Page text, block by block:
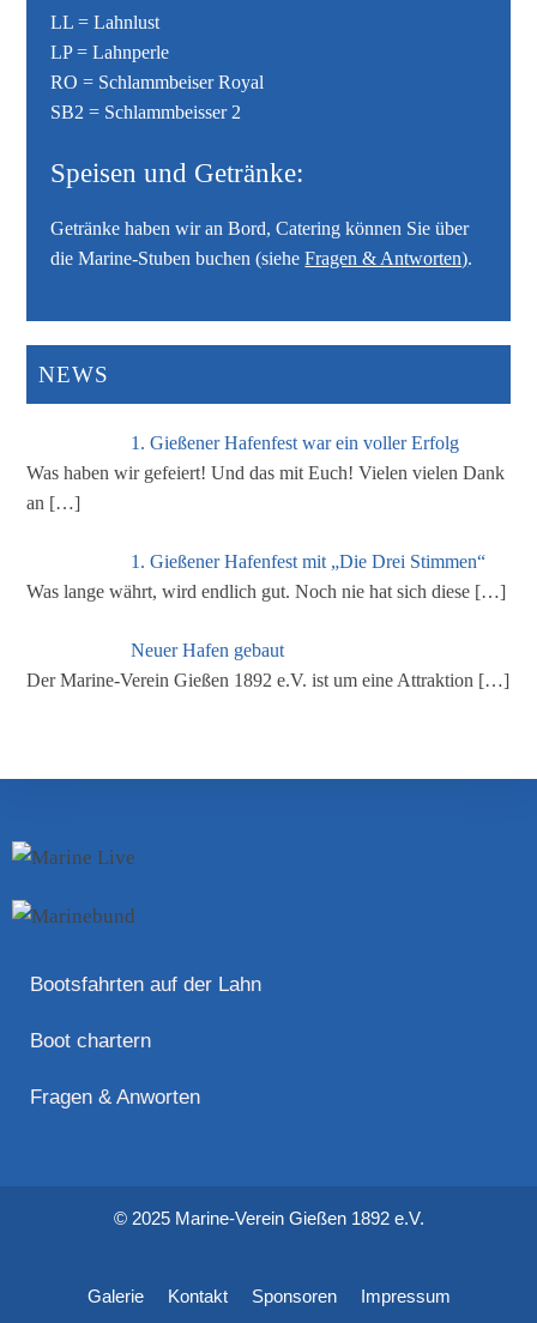
LL = Lahnlust
LP = Lahnperle
RO = Schlammbeiser Royal
SB2 = Schlammbeisser 2
Speisen und Getränke:
Getränke haben wir an Bord, Catering können Sie über
die Marine-Stuben buchen (sieheFragen & Antworten).
NEWS
1. Gießener Hafenfest war ein voller Erfolg
Was haben wir gefeiert! Und das mit Euch! Vielen vielen Dank
an […]
1. Gießener Hafenfest mit „Die Drei Stimmen“
Was lange währt, wird endlich gut. Noch nie hat sich diese […]
Neuer Hafen gebaut
Der Marine-Verein Gießen 1892 e.V. ist um eine Attraktion […]
Bootsfahrten auf der Lahn
Boot chartern
Fragen & Anworten
© 2025 Marine-Verein Gießen 1892 e.V.
Galerie Kontakt Sponsoren Impressum